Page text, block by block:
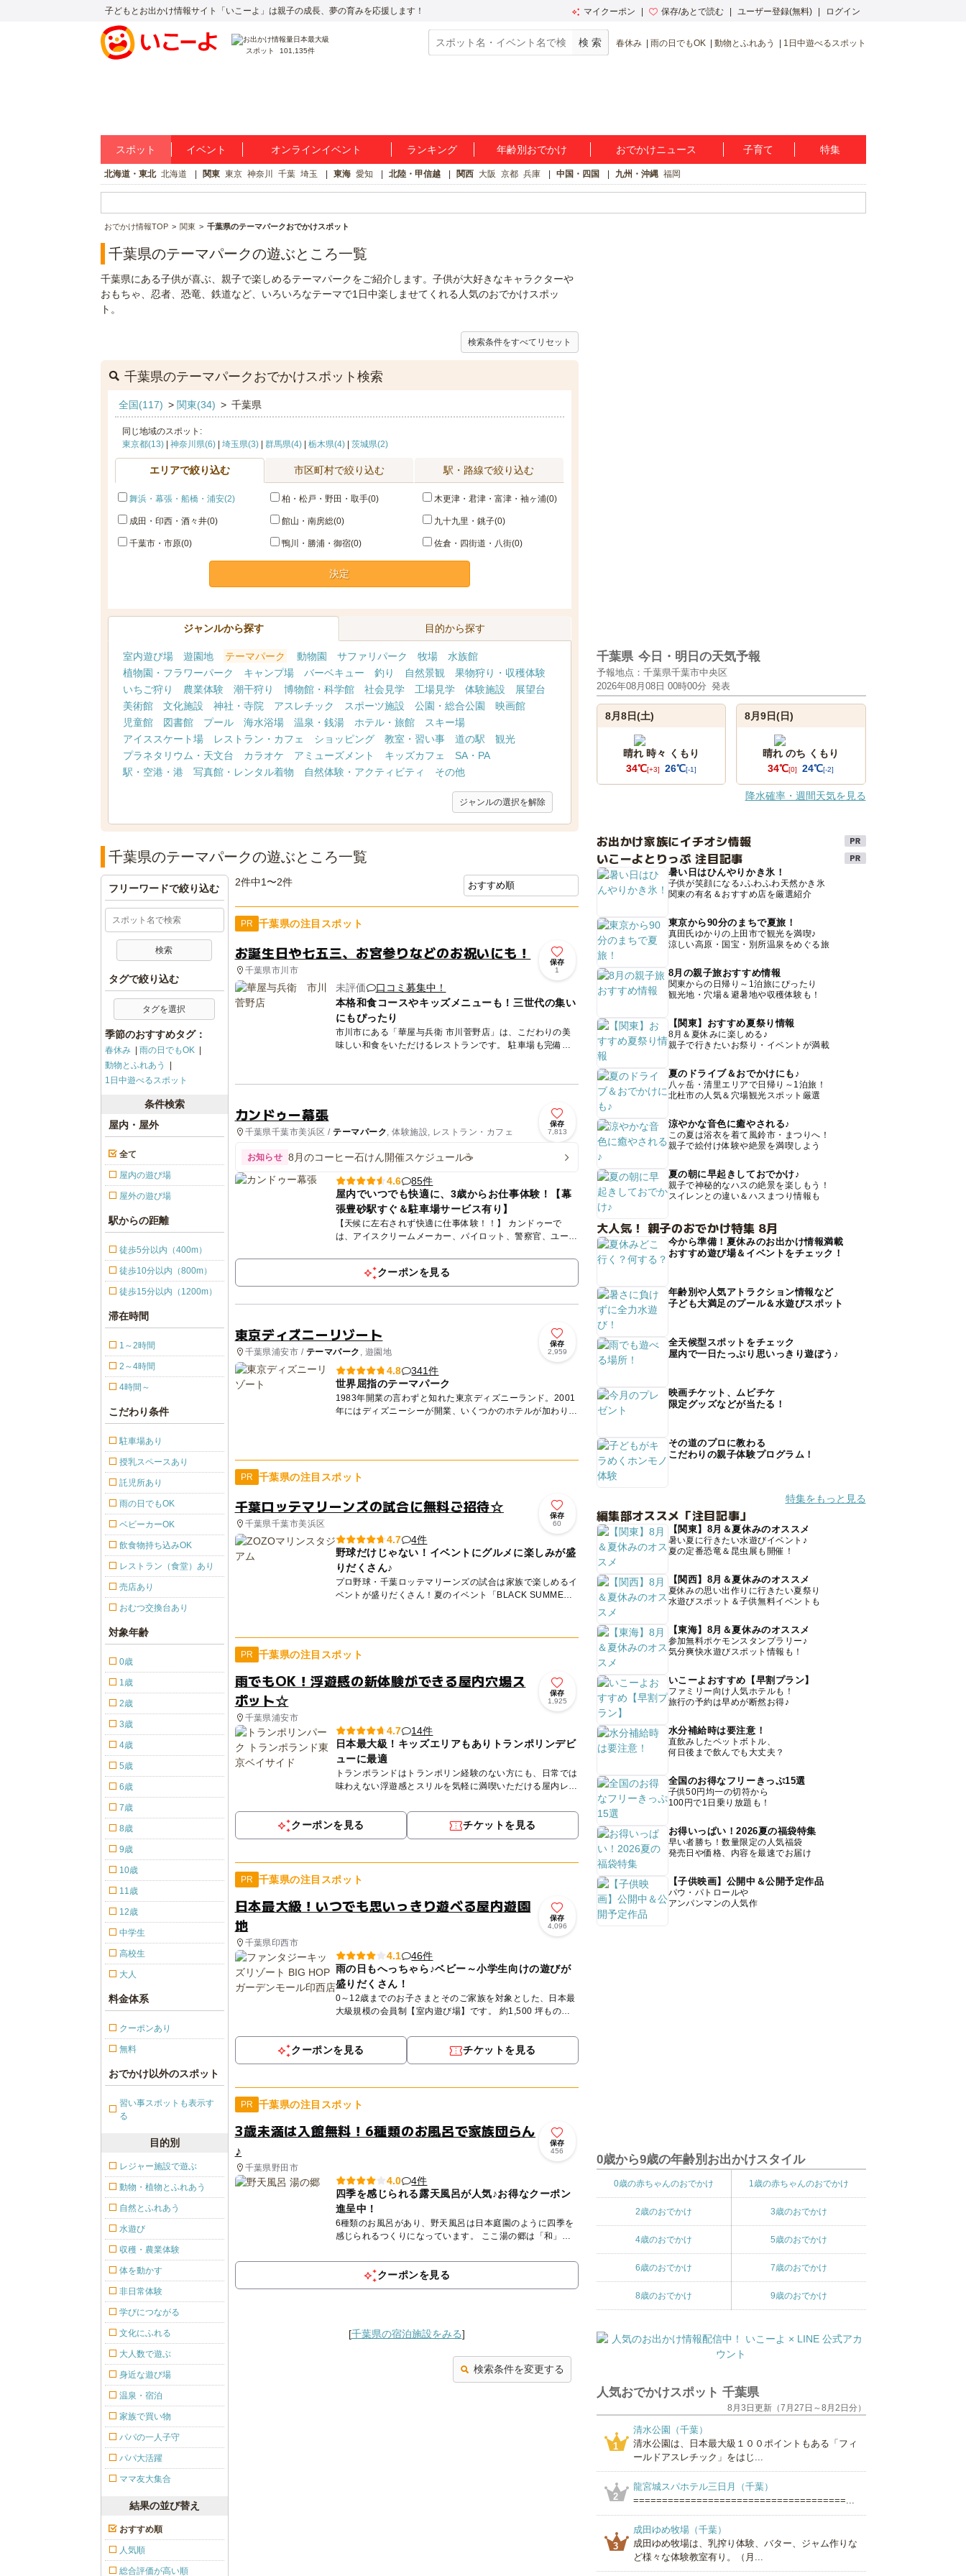
子どもとお出かけ情報サイト「いこーよ」は親子の成長、夢の育みを応援します！ マイクーポン 保存/あとで読む ユーザー登録(無料) ログイン
スポット 101,135件
春休み 雨の日でもOK 動物とふれあう 1日中遊べるスポット
スポット イベント オンラインイベント ランキング 年齢別おでかけ おでかけニュース 子育て 特集
北海道・東北 北海道 関東 東京 神奈川 千葉 埼玉 東海 愛知 北陸・甲信越 関西 大阪 京都 兵庫 中国・四国 九州・沖縄 福岡
おでかけ情報TOP 関東 千葉県のテーマパークおでかけスポット
千葉県のテーマパークの遊ぶところ一覧
千葉県にある子供が喜ぶ、親子で楽しめるテーマパークをご紹介します。子供が大好きなキャラクターや
おもちゃ、忍者、恐竜、鉄道など、いろいろなテーマで1日中楽しませてくれる人気のおでかけスポッ
ト。
検索条件をすべてリセット
千葉県のテーマパークおでかけスポット検索
全国(117) > 関東(34) > 千葉県
同じ地域のスポット:
東京都(13)| 神奈川県(6)| 埼玉県(3)| 群馬県(4)| 栃木県(4)| 茨城県(2)
エリアで絞り込む 市区町村で絞り込む 駅・路線で絞り込む
舞浜・幕張・船橋・浦安(2) 柏・松戸・野田・取手(0) 木更津・君津・富津・袖ヶ浦(0)
成田・印西・酒々井(0) 館山・南房総(0) 九十九里・銚子(0)
千葉市・市原(0) 鴨川・勝浦・御宿(0) 佐倉・四街道・八街(0)
決定
ジャンルから探す 目的から探す
室内遊び場 遊園地 テーマパーク 動物園 サファリパーク 牧場
水族館
植物園・フラワーパーク
キャンプ場 バーベキュー 釣り 自然景観
果物狩り・収穫体験
いちご狩り
農業体験 潮干狩り 博物館・科学館 社会見学 工場見学 体験施設
展望台
美術館
文化施設 神社・寺院 アスレチック スポーツ施設 公園・総合公園
映画館
児童館
図書館 プール 海水浴場 温泉・銭湯 ホテル・旅館
スキー場
アイススケート場
レストラン・カフェ ショッピング 教室・習い事 道の駅
観光
プラネタリウム・天文台
カラオケ アミューズメント キッズカフェ
SA・PA
駅・空港・港
写真館・レンタル着物 自然体験・アクティビティ その他
ジャンルの選択を解除
千葉県のテーマパークの遊ぶところ一覧
2件中1〜2件
PR 千葉県の注目スポット
お誕生日や七五三、お宮参りなどのお祝いにも！
千葉県市川市
保存
1
未評価
口コミ募集中！
本格和食コースやキッズメニューも！三世代の集い
にもぴったり
市川市にある「華屋与兵衛 市川菅野店」は、こだわりの美
味しい和食をいただけるレストランです。 駐車場も完備さ
カンドゥー幕張
千葉県千葉市美浜区 /テーマパーク , 体験施設, レストラン・カフェ
保存
7,813
お知らせ 8月のコーヒー石けん開催スケジュール☕
4.6
85件
屋内でいつでも快適に、3歳からお仕事体験！【幕
張豊砂駅すぐ＆駐車場サービス有り】
【天候に左右されず快適に仕事体験！！】 カンドゥーで
は、アイスクリームメーカー、パイロット、警察官、ユーチ
30種以上の...
クーポンを見る
東京ディズニーリゾート
千葉県浦安市 / テーマパーク , 遊園地
保存
2,959
4.8
341件
世界屈指のテーマパーク
1983年開業の言わずと知れた東京ディズニーランド。2001
年にはディズニーシーが開業、いくつかのホテルが加わり、
PR 千葉県の注目スポット
千葉ロッテマリーンズの試合に無料ご招待☆
千葉県千葉市美浜区
保存
60
4.7
4件
野球だけじゃない！イベントにグルメに楽しみが盛
りだくさん♪
プロ野球・千葉ロッテマリーンズの試合は家族で楽しめるイ
ベントが盛りだくさん！夏のイベント「BLACK SUMMER
PR 千葉県の注目スポット
雨でもOK！浮遊感の新体験ができる屋内穴場ス
ポット☆
千葉県浦安市
保存
1,925
4.7
14件
日本最大級！キッズエリアもありトランポリンデビ
ューに最適
トランポランドはトランポリン経験のない方にも、日常では
味わえない浮遊感とスリルを気軽に満喫いただける屋内レジ
ます。 ※...
クーポンを見る チケットを見る
PR 千葉県の注目スポット
日本最大級！いつでも思いっきり遊べる屋内遊園
地
千葉県印西市
保存
4,096
4.1
46件
雨の日もへっちゃら♪ベビー～小学生向けの遊びが
盛りだくさん！
0～12歳までのお子さまとそのご家族を対象とした、日本最
大級規模の会員制【室内遊び場】です。 約1,500 坪もの広
や...
クーポンを見る チケットを見る
PR 千葉県の注目スポット
3歳未満は入館無料！6種類のお風呂で家族団らん
♪
千葉県野田市
保存
456
4.0
4件
四季を感じられる露天風呂が人気♪お得なクーポン
進呈中！
6種類のお風呂があり、野天風呂は日本庭園のように四季を
感じられるつくりになっています。 ここ湯の郷は「和」を
く、...
クーポンを見る
[千葉県の宿泊施設をみる]
検索条件を変更する
フリーワードで絞り込む
タグで絞り込む
タグを選択
季節のおすすめタグ：
春休み
雨の日でもOK
動物とふれあう
1日中遊べるスポット
条件検索
屋内・屋外
全て
屋内の遊び場
屋外の遊び場
駅からの距離
徒歩5分以内（400m）
徒歩10分以内（800m）
徒歩15分以内（1200m）
滞在時間
1～2時間
2～4時間
4時間～
こだわり条件
駐車場あり
授乳スペースあり
託児所あり
雨の日でもOK
ベビーカーOK
飲食物持ち込みOK
レストラン（食堂）あり
売店あり
おむつ交換台あり
対象年齢
0歳
1歳
2歳
3歳
4歳
5歳
6歳
7歳
8歳
9歳
10歳
11歳
12歳
中学生
高校生
大人
料金体系
クーポンあり
無料
おでかけ以外のスポット
習い事スポットも表示す
る
目的別
レジャー施設で遊ぶ
動物・植物とふれあう
自然とふれあう
水遊び
収穫・農業体験
体を動かす
非日常体験
学びにつながる
文化にふれる
大人数で遊ぶ
身近な遊び場
温泉・宿泊
家族で買い物
パパの一人子守
パパ大活躍
ママ友大集合
結果の並び替え
おすすめ順
人気順
総合評価が高い順
千葉県 今日・明日の天気予報
予報地点：千葉県千葉市中央区
2026年08月08日 00時00分 発表
8月8日(土)
晴れ 時々 くもり
34℃[+3] 26℃[-1]
8月9日(日)
晴れ のち くもり
34℃[0] 24℃[-2]
降水確率・週間天気を見る
お出かけ家族にイチオシ情報
いこーよとりっぷ 注目記事
暑い日はひんやりかき氷！
子供が笑顔になる♪ふわふわ天然かき氷
関東の有名＆おすすめ店を厳選紹介
東京から90分のまちで夏旅！
真田氏ゆかりの上田市で観光を満喫♪
涼しい高原・国宝・別所温泉をめぐる旅
8月の親子旅おすすめ情報
関東からの日帰り～1泊旅にぴったり
観光地・穴場＆避暑地や収穫体験も！
【関東】おすすめ夏祭り情報
8月＆夏休みに楽しめる♪
親子で行きたいお祭り・イベントが満載
夏のドライブ＆おでかけにも♪
八ヶ岳・清里エリアで日帰り～1泊旅！
北杜市の人気＆穴場観光スポット厳選
涼やかな音色に癒やされる♪
この夏は浴衣を着て風鈴市・まつりへ！
親子で絵付け体験や絶景を満喫しよう
夏の朝に早起きしておでかけ♪
親子で神秘的なハスの絶景を楽しもう！
スイレンとの違い＆ハスまつり情報も
大人気！ 親子のおでかけ特集 8月
今から準備！夏休みのお出かけ情報満載
おすすめ遊び場＆イベントをチェック！
年齢別や人気アトラクション情報など
子ども大満足のプール＆水遊びスポット
全天候型スポットをチェック
屋内で一日たっぷり思いっきり遊ぼう♪
映画チケット、ムビチケ
限定グッズなどが当たる！
その道のプロに教わる
こだわりの親子体験プログラム！
特集をもっと見る
編集部オススメ「注目記事」
【関東】8月＆夏休みのオススメ
暑い夏に行きたい水遊びイベント♪
夏の定番恐竜＆昆虫展も開催！
【関西】8月＆夏休みのオススメ
夏休みの思い出作りに行きたい夏祭り
水遊びスポット＆子供無料イベントも
【東海】8月＆夏休みのオススメ
参加無料ポケモンスタンプラリー♪
気分爽快水遊びスポット情報も！
いこーよおすすめ【早割プラン】
ファミリー向け人気ホテルも！
旅行の予約は早めが断然お得♪
水分補給時は要注意！
直飲みしたペットボトル、
何日後まで飲んでも大丈夫？
全国のお得なフリーきっぷ15選
子供50円均一の切符から
100円で1日乗り放題も！
お得いっぱい！2026夏の福袋特集
早い者勝ち！数量限定の人気福袋
発売日や価格、内容を最速でお届け
【子供映画】公開中＆公開予定作品
パウ・パトロールや
アンパンマンの人気作
0歳から9歳の年齢別お出かけスタイル
0歳の赤ちゃんのおでかけ 1歳の赤ちゃんのおでかけ
2歳のおでかけ 3歳のおでかけ
4歳のおでかけ 5歳のおでかけ
6歳のおでかけ 7歳のおでかけ
8歳のおでかけ 9歳のおでかけ
人気おでかけスポット 千葉県
8月3日更新（7月27日～8月2日分）
1
清水公園（千葉）
清水公園は、日本最大級１００ポイントもある「フィ
ールドアスレチック」をはじ...
2
龍宮城スパホテル三日月（千葉）
=====================================...
3
成田ゆめ牧場（千葉）
成田ゆめ牧場は、乳搾り体験、バター、ジャム作りな
ど様々な体験教室有り。（月...